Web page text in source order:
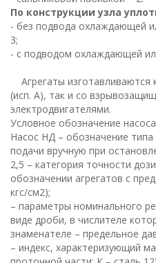
По конструкции узла
- без подвода охлаждающей
3;
- с подводом охлаждающей
Агрегаты
(исп. А), так и со
электродвигателями.
Условное обозначение
Насос НД – обозначение типа
подачи вручную при
2,5 – категория точности
обозначении агрегатов с
кгс/см2);
– параметры номинального
виде дроби, в числителе
знаменателе – предельное
– индекс, характеризующий